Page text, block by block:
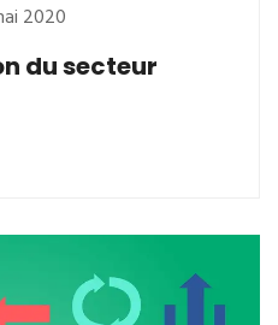
2020
du secteur